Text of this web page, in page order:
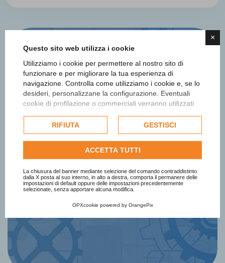
×
Questo sito web utilizza i cookie
Utilizziamo i cookie per permettere al nostro sito di
funzionare e per migliorare la tua esperienza di
navigazione. Controlla come utilizziamo i cookie e, se lo
desideri, personalizzane la configurazione. Eventuali
cookie di profilazione o commerciali verranno utilizzati
dell'utente e, se consentito, potrebbero essere utilizzati
per personalizzare gli annunci pubblicitari. Per ulteriori
informazioni su come Google utilizza i dati raccolti,
politica sulla privacy di Google
Consulta l'informativa cookie completa.
RIFIUTA GESTISCI
ACCETTA TUTTI
La chiusura del banner mediante selezione del comando contraddistinto
dalla X posta al suo interno, in alto a destra, comporta il permanere delle
impostazioni di default oppure delle impostazioni precedentemente
selezionate, senza apportare alcuna modifica.
OPXcookie powered by OrangePix
Iscriviti alla newsletter
Ottieni informazioni e aggiornamenti
sul Premio
Iscriviti Subito